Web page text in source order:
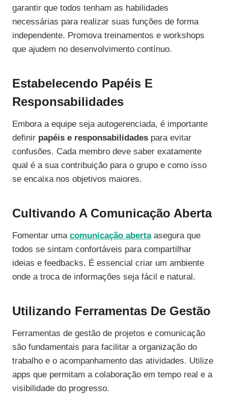
garantir que todos tenham as habilidades
necessárias para realizar suas funções de forma
independente. Promova treinamentos e workshops
que ajudem no desenvolvimento contínuo.
Estabelecendo Papéis E
Responsabilidades
Embora a equipe seja autogerenciada, é importante
definir papéis e responsabilidades para evitar
confusões. Cada membro deve saber exatamente
qual é a sua contribuição para o grupo e como isso
se encaixa nos objetivos maiores.
Cultivando A Comunicação Aberta
Fomentar uma comunicação abertaasegura que
todos se sintam confortáveis para compartilhar
ideias e feedbacks. É essencial criar um ambiente
onde a troca de informações seja fácil e natural.
Utilizando Ferramentas De Gestão
Ferramentas de gestão de projetos e comunicação
são fundamentais para facilitar a organização do
trabalho e o acompanhamento das atividades. Utilize
apps que permitam a colaboração em tempo real e a
visibilidade do progresso.